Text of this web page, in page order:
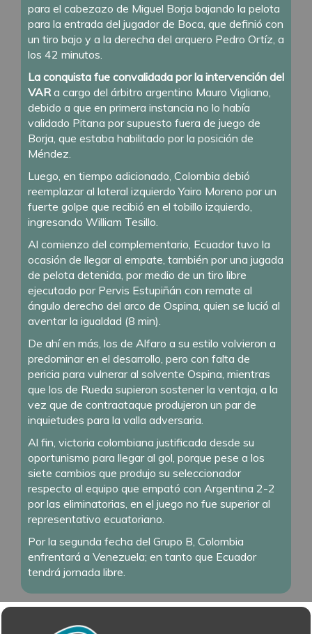
para el cabezazo de Miguel Borja bajando la pelota
para la entrada del jugador de Boca, que definió con
un tiro bajo y a la derecha del arquero Pedro Ortíz, a
los 42 minutos.
La conquista fue convalidada por la intervención del
VARa cargo del árbitro argentino Mauro Vigliano,
debido a que en primera instancia no lo había
validado Pitana por supuesto fuera de juego de
Borja, que estaba habilitado por la posición de
Méndez.
Luego, en tiempo adicionado, Colombia debió
reemplazar al lateral izquierdo Yairo Moreno por un
fuerte golpe que recibió en el tobillo izquierdo,
ingresando William Tesillo.
Al comienzo del complementario, Ecuador tuvo la
ocasión de llegar al empate, también por una jugada
de pelota detenida, por medio de un tiro libre
ejecutado por Pervis Estupiñán con remate al
ángulo derecho del arco de Ospina, quien se lució al
aventar la igualdad (8 min).
De ahí en más, los de Alfaro a su estilo volvieron a
predominar en el desarrollo, pero con falta de
pericia para vulnerar al solvente Ospina, mientras
que los de Rueda supieron sostener la ventaja, a la
vez que de contraataque produjeron un par de
inquietudes para la valla adversaria.
Al fin, victoria colombiana justificada desde su
oportunismo para llegar al gol, porque pese a los
siete cambios que produjo su seleccionador
respecto al equipo que empató con Argentina 2-2
por las eliminatorias, en el juego no fue superior al
representativo ecuatoriano.
Por la segunda fecha del Grupo B, Colombia
enfrentará a Venezuela; en tanto que Ecuador
tendrá jornada libre.